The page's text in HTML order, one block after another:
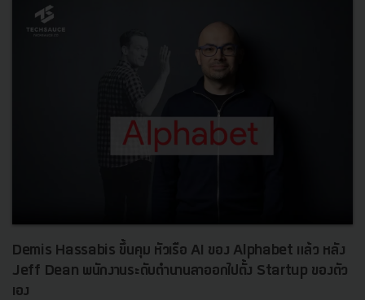
Demis Hassabis ขึ้นคุม หัวเรือ AI ของ Alphabet แล้ว หลัง
Jeff Dean พนักงานระดับตำนานลาออกไปตั้ง Startup ของตัว
เอง